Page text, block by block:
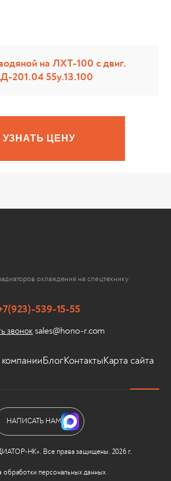
на ЛХТ-100 с двиг.
201.04 55у.13.100
УЗНАТЬ ЦЕНУ
охлаждения на спецтехнику
БлогКонтактыКарта сайта
539-15-55
звонок sales@hono-r.com
НК». Все права защищены. 2026 г.
обработки персональных данных
НАПИСАТЬ НАМ